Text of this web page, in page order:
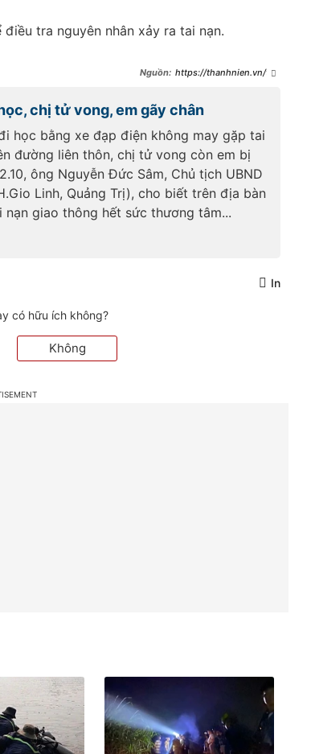
tra nguyên nhân xảy ra tai nạn.
https://thanhnien.vn/thi
tri-185250423111625367.htm
chị tử vong, em gãy chân
học bằng xe đạp điện không may gặp tai
đường liên thôn, chị tử vong còn em bị
ông Nguyễn Đức Sâm, Chủ tịch UBND
Linh, Quảng Trị), cho biết trên địa bàn
nạn giao thông hết sức thương tâm...
In
có hữu ích không?
Không